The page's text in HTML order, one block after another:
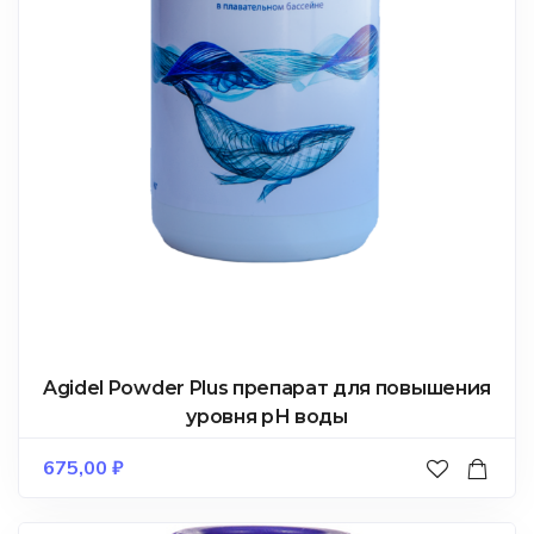
Agidel Powder Plus препарат для повышения
уровня рН воды
675,00 ₽